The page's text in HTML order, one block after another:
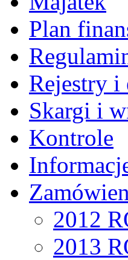
Plan
Rejestry i
Skargi i
Kontrole
2012
2013